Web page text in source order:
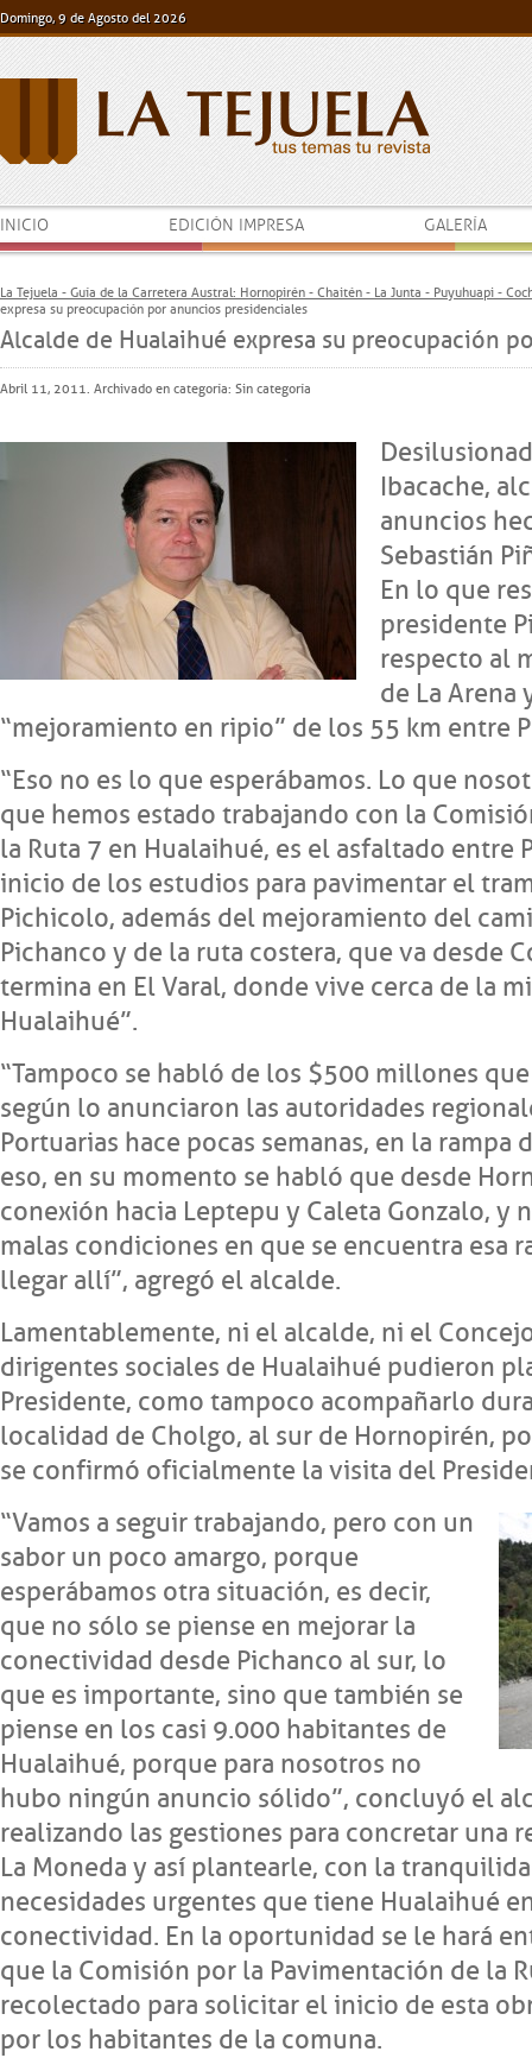
Domingo, 9 de Agosto del 2026
INICIO EDICIÓN IMPRESA GALERÍA
La Tejuela - Guía de la Carretera Austral: Hornopirén - Chaitén - La Junta - Puyuhuapi -
expresa su preocupación por anuncios presidenciales
Alcalde de Hualaihué expresa su preocupación
Abril 11, 2011. Archivado en categoría: Sin categoría
Ibacache,
anuncios
Sebastián
En lo que
presidente
respecto al
de La Arena
“mejoramiento en ripio” de los 55 km entre
“Eso no es lo que esperábamos. Lo que
que hemos estado trabajando con la
la Ruta 7 en Hualaihué, es el asfaltado
inicio de los estudios para pavimentar el
Pichicolo, además del mejoramiento del
Pichanco y de la ruta costera, que va desde
termina en El Varal, donde vive cerca de la
Hualaihué”.
“Tampoco se habló de los $500 millones
según lo anunciaron las autoridades
Portuarias hace pocas semanas, en la rampa
eso, en su momento se habló que desde
conexión hacia Leptepu y Caleta Gonzalo, y
malas condiciones en que se encuentra esa
llegar allí”, agregó el alcalde.
Lamentablemente, ni el alcalde, ni el
dirigentes sociales de Hualaihué pudieron
Presidente, como tampoco acompañarlo
localidad de Cholgo, al sur de Hornopirén,
se confirmó oficialmente la visita del
“Vamos a seguir trabajando, pero con un
sabor un poco amargo, porque
esperábamos otra situación, es decir,
que no sólo se piense en mejorar la
conectividad desde Pichanco al sur, lo
que es importante, sino que también se
piense en los casi 9.000 habitantes de
Hualaihué, porque para nosotros no
hubo ningún anuncio sólido”, concluyó el
realizando las gestiones para concretar una
La Moneda y así plantearle, con la
necesidades urgentes que tiene Hualaihué
conectividad. En la oportunidad se le hará
que la Comisión por la Pavimentación de la
recolectado para solicitar el inicio de esta
por los habitantes de la comuna.